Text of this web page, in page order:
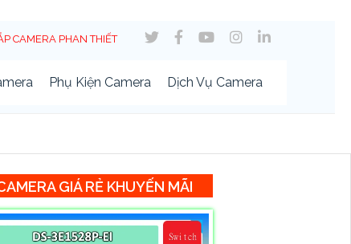
CAMERA PHAN THIẾT
Phụ Kiện Camera Dịch Vụ Camera
GIÁ RẺ KHUYẾN MÃI